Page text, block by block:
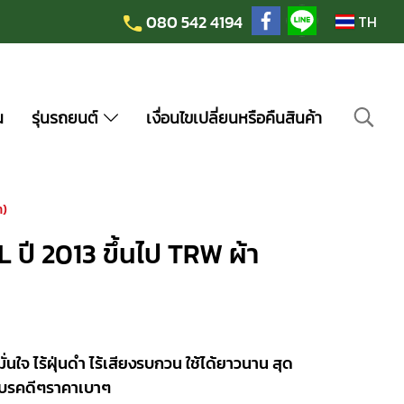
080 542 4194 TH
รุ่นรถยนต์ เงื่อนไขเปลี่ยนหรือคืนสินค้า
)
ปี 2013 ขึ้นไป TRW ผ้า
จ ไร้ฝุ่นดำ ไร้เสียงรบกวน ใช้ได้ยาวนาน สุด
คดีๆราคาเบาๆ